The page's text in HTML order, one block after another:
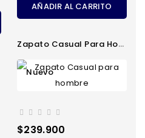
AÑADIR AL CARRITO
Zapato Casual Para Hombre
Nuevo
Precio
$239.900